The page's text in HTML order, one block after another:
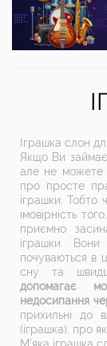
Іграшка слон
Якщо Ви
але не можете
про просте
іграшки. Тобто
імовірність
приємно
іграшки.
почуваються в
сну та
допомагає
недосипання
прихильні до
(іграшка), про
М’яка іграшка